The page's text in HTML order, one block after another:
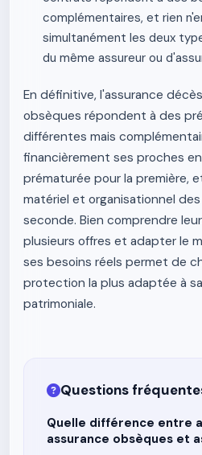
complémentaires, et rien
simultanément les deux
du même assureur ou
En définitive, l'assurance
obsèques répondent à des
différentes mais
financièrement ses proches
prématurée pour la première,
matériel et organisationnel
seconde. Bien comprendre
plusieurs offres et adapter le
ses besoins réels permet de
protection la plus adaptée à
patrimoniale.
Questions
Quelle différence entre
assurance obsèques et